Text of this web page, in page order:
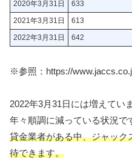
2020年3月31日
633
2021年3月31日
613
2022年3月31日
642
※参照：https://
2022年3月31日には増えてい
年々順調に減っている状況で
貸金業者がある中、ジャック
待できます。